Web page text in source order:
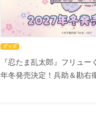
グッズ
『忍たま乱太郎』フリュー
年冬発売決定！兵助＆勘右